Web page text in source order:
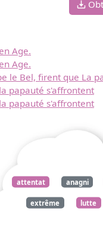
Age.
Age.
le Bel, firent que La
papauté s'affrontent
papauté s'affrontent
attentat anagni
extrême lutte